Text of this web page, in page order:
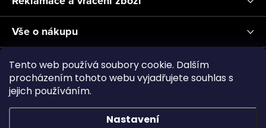
Tento web používá soubory cookie. Dalším
procházením tohoto webu vyjadřujete souhlas s
jejich používáním.
Nastavení
Vše o nákupu
Informace pro Vás
Realizace a servis akvárií ↗